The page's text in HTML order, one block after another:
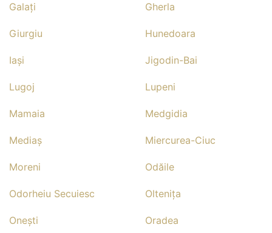
Galaţi Gherla
Giurgiu Hunedoara
Iaşi Jigodin-Bai
Lugoj Lupeni
Mamaia Medgidia
Mediaş Miercurea-Ciuc
Moreni Odăile
Odorheiu Secuiesc Olteniţa
Oneşti Oradea